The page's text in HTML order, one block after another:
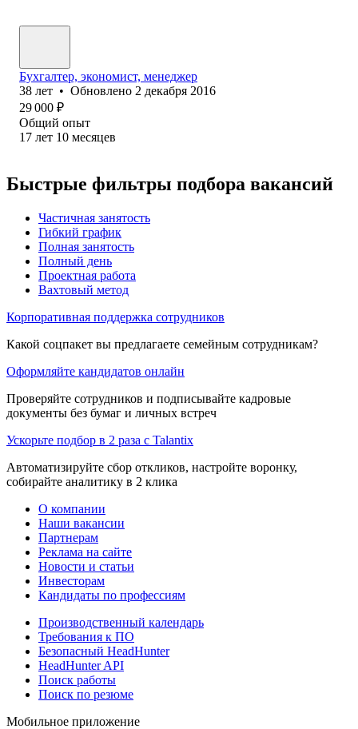
Бухгалтер, экономист, менеджер
38 лет • Обновлено 2 декабря 2016
29 000 ₽
Общий опыт
17 лет 10 месяцев
Быстрые фильтры подбора вакансий
Частичная занятость
Гибкий график
Полная занятость
Полный день
Проектная работа
Вахтовый метод
Корпоративная поддержка сотрудников
Какой соцпакет вы предлагаете семейным сотрудникам?
Оформляйте кандидатов онлайн
Проверяйте сотрудников и подписывайте кадровые
документы без бумаг и личных встреч
Ускорьте подбор в 2 раза с Talantix
Автоматизируйте сбор откликов, настройте воронку,
собирайте аналитику в 2 клика
О компании
Наши вакансии
Партнерам
Реклама на сайте
Новости и статьи
Инвесторам
Кандидаты по профессиям
Производственный календарь
Требования к ПО
Безопасный HeadHunter
HeadHunter API
Поиск работы
Поиск по резюме
Мобильное приложение